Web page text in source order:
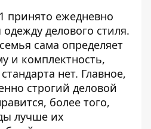
ежедневно
делового стиля.
сама определяет
и комплектность,
нет. Главное,
строгий деловой
более того,
лучше их